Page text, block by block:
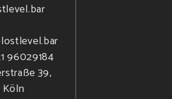
96029184
39,